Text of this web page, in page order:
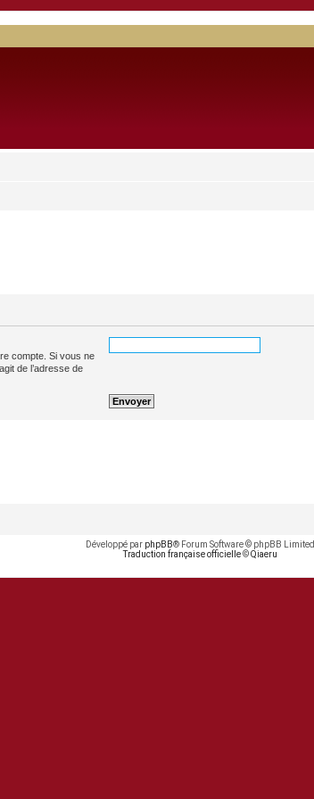
compte. Si vous ne
de l’adresse de
Développé par phpBB® Forum Software © phpBB Limited
Traduction française officielle©Qiaeru